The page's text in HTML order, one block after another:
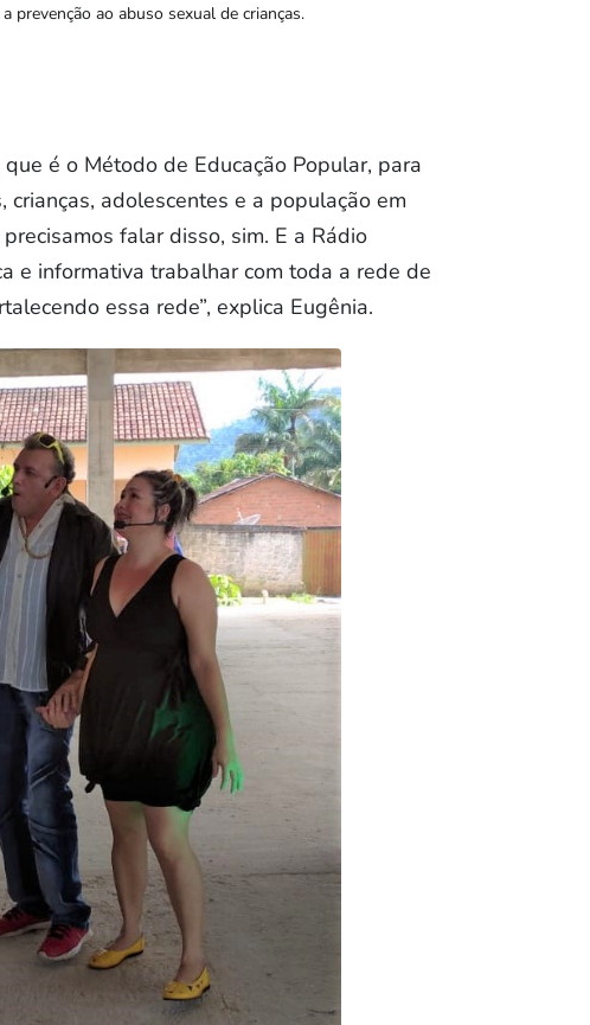
prevenção ao abuso sexual de crianças.
é o Método de Educação Popular, para
adolescentes e a população em
falar disso, sim. E a Rádio
e informativa trabalhar com toda a rede de
essa rede”, explica Eugênia.